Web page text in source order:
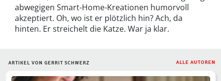
abwegigen Smart-Home-Kreationen humorvoll
akzeptiert. Oh, wo ist er plötzlich hin? Ach, da
hinten. Er streichelt die Katze. War ja klar.
ARTIKEL VON GERRIT SCHWERZ ALLE AUTOREN